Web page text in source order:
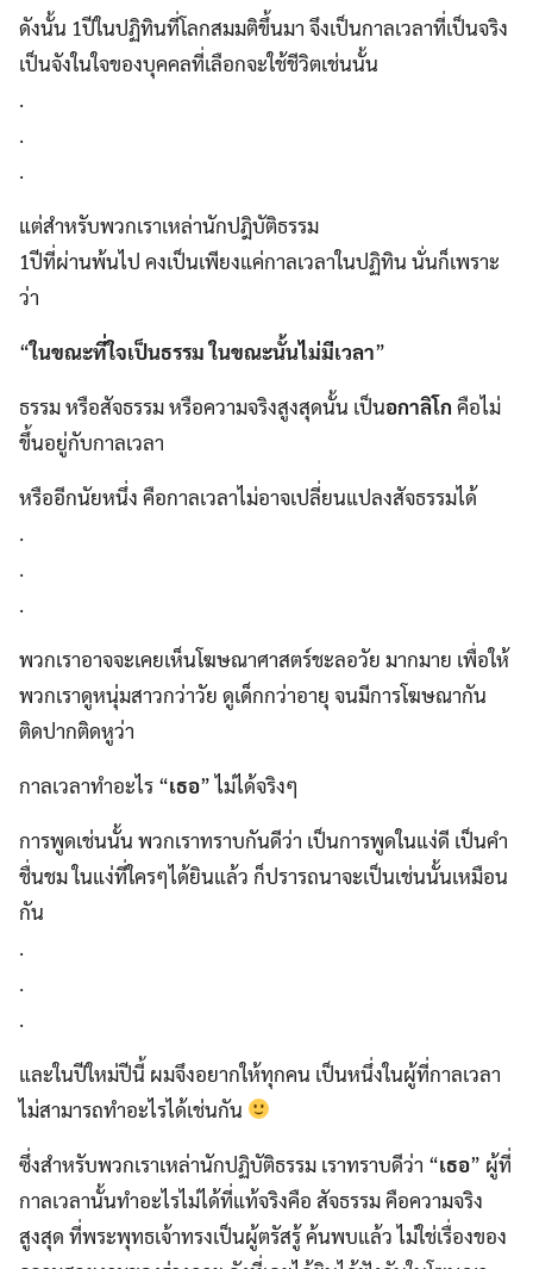
ดังนั้น 1ปีในปฏิทินที่โลกสมมติขึ้นมา จึงเป็นกาลเวลาที่เป็นจริง
เป็นจังในใจของบุคคลที่เลือกจะใช้ชีวิตเช่นนั้น
.
.
.
แต่สำหรับพวกเราเหล่านักปฎิบัติธรรม
1ปีที่ผ่านพ้นไป คงเป็นเพียงแค่กาลเวลาในปฏิทิน นั่นก็เพราะ
ว่า
“ในขณะที่ใจเป็นธรรม ในขณะนั้นไม่มีเวลา”
ธรรม หรือสัจธรรม หรือความจริงสูงสุดนั้น เป็นอกาลิโก คือไม่
ขึ้นอยู่กับกาลเวลา
หรืออีกนัยหนึ่ง คือกาลเวลาไม่อาจเปลี่ยนแปลงสัจธรรมได้
.
.
.
พวกเราอาจจะเคยเห็นโฆษณาศาสตร์ชะลอวัย มากมาย เพื่อให้
พวกเราดูหนุ่มสาวกว่าวัย ดูเด็กกว่าอายุ จนมีการโฆษณากัน
ติดปากติดหูว่า
กาลเวลาทำอะไร “เธอ” ไม่ได้จริงๆ
การพูดเช่นนั้น พวกเราทราบกันดีว่า เป็นการพูดในแง่ดี เป็นคำ
ชื่นชม ในแง่ที่ใครๆได้ยินแล้ว ก็ปรารถนาจะเป็นเช่นนั้นเหมือน
กัน
.
.
.
และในปีใหม่ปีนี้ ผมจึงอยากให้ทุกคน เป็นหนึ่งในผู้ที่กาลเวลา
ไม่สามารถทำอะไรได้เช่นกัน
ซึ่งสำหรับพวกเราเหล่านักปฏิบัติธรรม เราทราบดีว่า “เธอ” ผู้ที่
กาลเวลานั้นทำอะไรไม่ได้ที่แท้จริงคือ สัจธรรม คือความจริง
สูงสุด ที่พระพุทธเจ้าทรงเป็นผู้ตรัสรู้ ค้นพบแล้ว ไม่ใช่เรื่องของ